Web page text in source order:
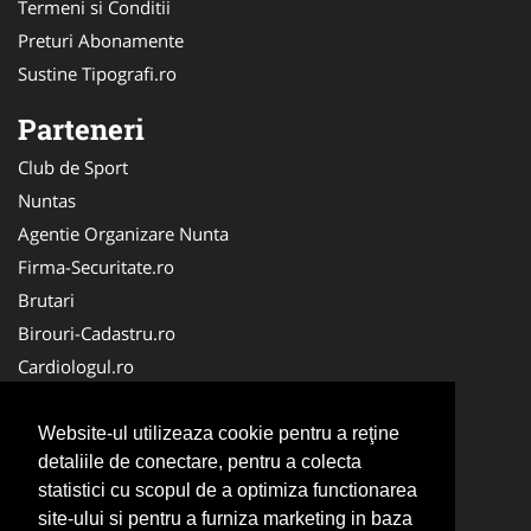
Website-ul utilizeaza cookie pentru a reţine
detaliile de conectare, pentru a colecta
statistici cu scopul de a optimiza functionarea
site-ului si pentru a furniza marketing in baza
Termeni si Conditii
Preturi Abonamente
Sustine Tipografi.ro
Parteneri
Club de Sport
Nuntas
Agentie Organizare Nunta
Firma-Securitate.ro
Brutari
Birouri-Cadastru.ro
Cardiologul.ro
Club Copii
La Cursuri
Ambalaje Romania